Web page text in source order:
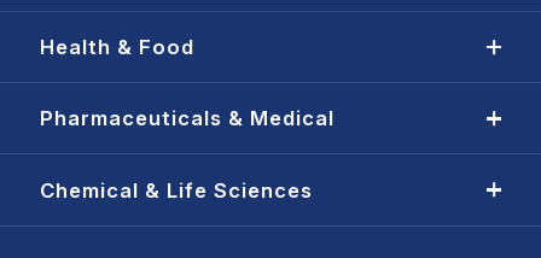
Health & Food
Pharmaceuticals & Medical
Chemical & Life Sciences